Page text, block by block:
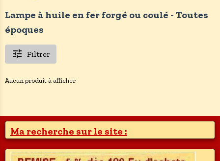
Lampe à huile en fer forgé ou coulé - Toutes
époques
Filtrer
Aucun produit à afficher
Ma recherche sur le site :